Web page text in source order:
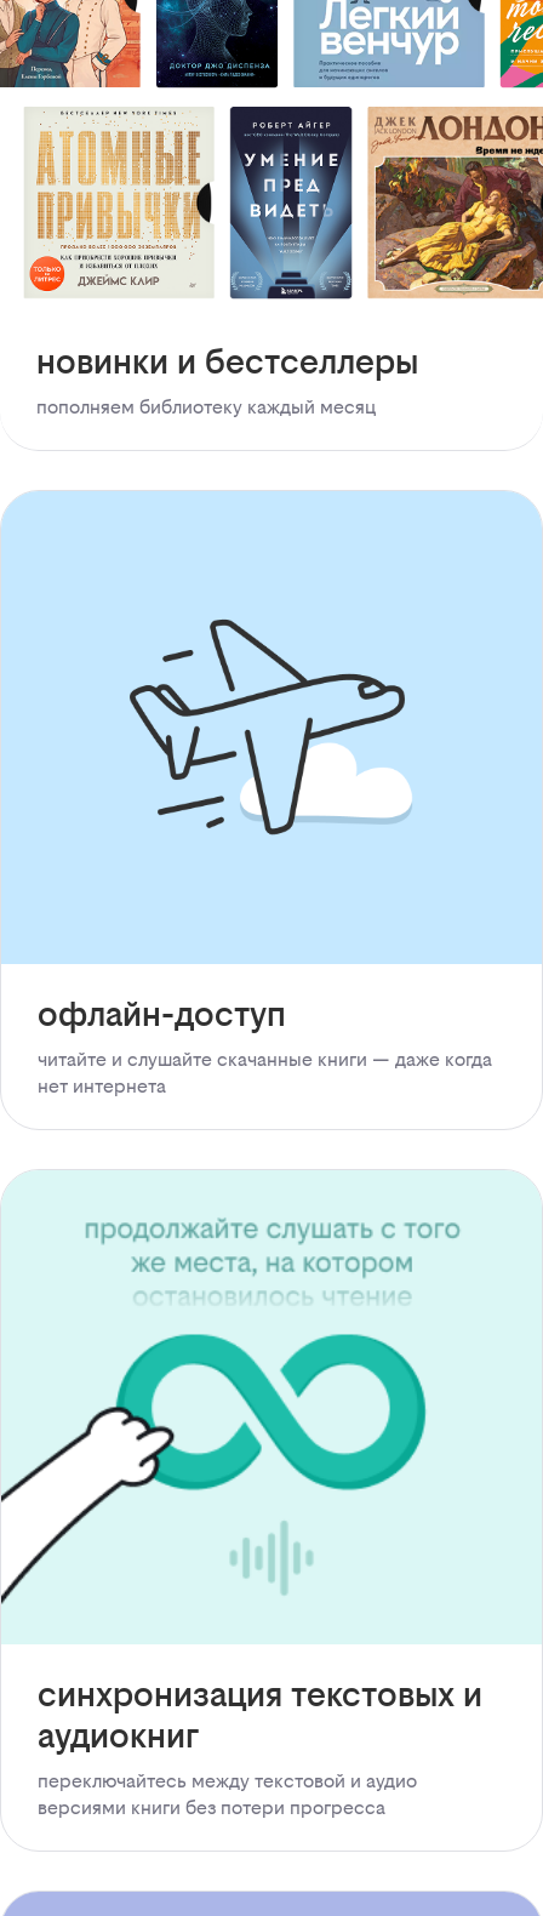
новинки и бестселлеры
пополняем библиотеку каждый месяц
офлайн-доступ
читайте и слушайте скачанные книги — даже когда
нет интернета
синхронизация текстовых и
аудиокниг
переключайтесь между текстовой и аудио
версиями книги без потери прогресса